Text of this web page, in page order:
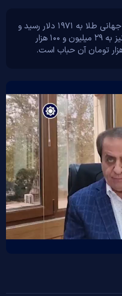
ویدیو/امروز دوم آبان ماه ۱۴۰۲؛ قیمت جهانی طلا به ۱۹۷۱ دلار رسید و
براین اساس قیمت سکه در بازار تهران نیز به ۲۹ میلیون و ۱۰۰ هزار